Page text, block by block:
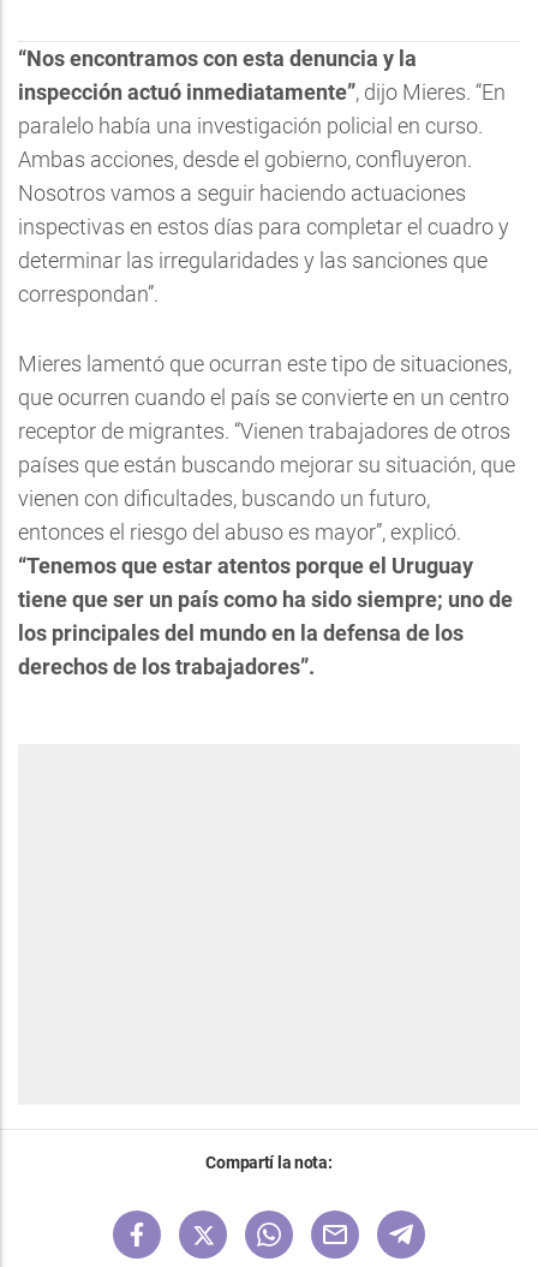
“Nos encontramos con esta denuncia y la
inspección actuó inmediatamente”, dijo Mieres. “En
paralelo había una investigación policial en curso.
Ambas acciones, desde el gobierno, confluyeron.
Nosotros vamos a seguir haciendo actuaciones
inspectivas en estos días para completar el cuadro y
determinar las irregularidades y las sanciones que
correspondan”.
Mieres lamentó que ocurran este tipo de situaciones,
que ocurren cuando el país se convierte en un centro
receptor de migrantes. “Vienen trabajadores de otros
países que están buscando mejorar su situación, que
vienen con dificultades, buscando un futuro,
entonces el riesgo del abuso es mayor”, explicó.
“Tenemos que estar atentos porque el Uruguay
tiene que ser un país como ha sido siempre; uno de
los principales del mundo en la defensa de los
derechos de los trabajadores”.
Compartí la nota: